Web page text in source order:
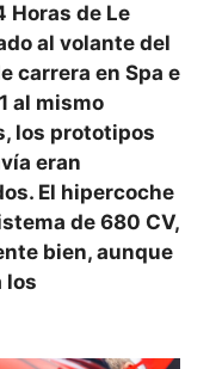
Horas de Le
al volante del
carrera en Spa e
al mismo
los prototipos
eran
El hipercoche
de 680 CV,
bien, aunque
los